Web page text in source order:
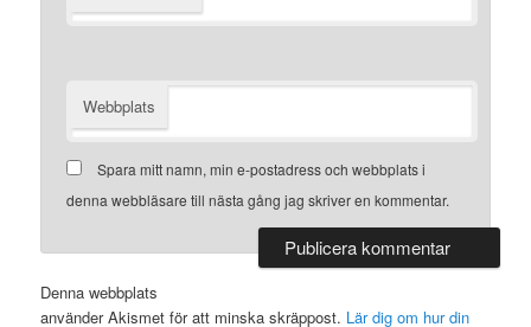
Webbplats
Spara mitt namn, min e-postadress och webbplats i
denna webbläsare till nästa gång jag skriver en kommentar.
Denna webbplats
använder Akismet för att minska skräppost. Lär dig om hur din